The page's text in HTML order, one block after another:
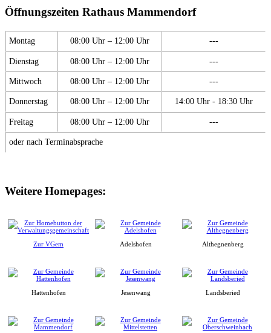
Öffnungszeiten Rathaus Mammendorf
Montag 08:00 Uhr – 12:00 Uhr ---
Dienstag 08:00 Uhr – 12:00 Uhr ---
Mittwoch 08:00 Uhr – 12:00 Uhr ---
Donnerstag 08:00 Uhr – 12:00 Uhr 14:00 Uhr - 18:30 Uhr
Freitag 08:00 Uhr – 12:00 Uhr ---
oder nach Terminabsprache
Weitere Homepages:
Zur VGem Adelshofen Althegnenberg
Hattenhofen Jesenwang Landsberied